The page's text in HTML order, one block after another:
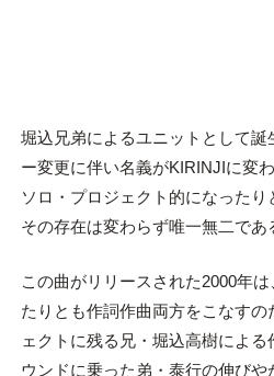
堀込兄弟によるユニットとして
ー変更に伴い名義がKIRINJIに変
ソロ・プロジェクト的になったり
その存在は変わらず唯一無二であ
この曲がリリースされた2000年
たりとも作詞作曲両方をこなす
ェクトに残る兄・堀込高樹によ
ウンドに乗った弟・泰行の伸び